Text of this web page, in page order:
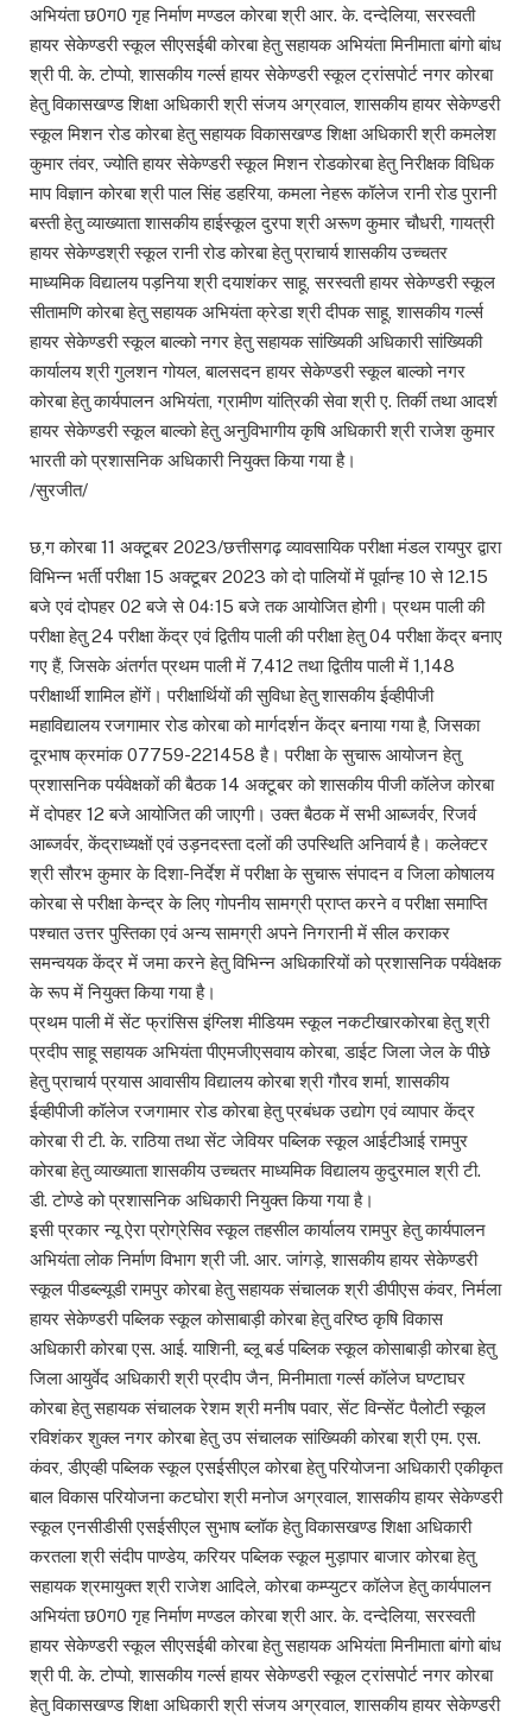
अभियंता छ0ग0 गृह निर्माण मण्डल कोरबा श्री आर. के. दन्देलिया, सरस्वती
हायर सेकेण्डरी स्कूल सीएसईबी कोरबा हेतु सहायक अभियंता मिनीमाता बांगो बांध
श्री पी. के. टोप्पो, शासकीय गर्ल्स हायर सेकेण्डरी स्कूल ट्रांसपोर्ट नगर कोरबा
हेतु विकासखण्ड शिक्षा अधिकारी श्री संजय अग्रवाल, शासकीय हायर सेकेण्डरी
स्कूल मिशन रोड कोरबा हेतु सहायक विकासखण्ड शिक्षा अधिकारी श्री कमलेश
कुमार तंवर, ज्योति हायर सेकेण्डरी स्कूल मिशन रोडकोरबा हेतु निरीक्षक विधिक
माप विज्ञान कोरबा श्री पाल सिंह डहरिया, कमला नेहरू कॉलेज रानी रोड पुरानी
बस्ती हेतु व्याख्याता शासकीय हाईस्कूल दुरपा श्री अरूण कुमार चौधरी, गायत्री
हायर सेकेण्डश्री स्कूल रानी रोड कोरबा हेतु प्राचार्य शासकीय उच्चतर
माध्यमिक विद्यालय पड़निया श्री दयाशंकर साहू, सरस्वती हायर सेकेण्डरी स्कूल
सीतामणि कोरबा हेतु सहायक अभियंता क्रेडा श्री दीपक साहू, शासकीय गर्ल्स
हायर सेकेण्डरी स्कूल बाल्को नगर हेतु सहायक सांख्यिकी अधिकारी सांख्यिकी
कार्यालय श्री गुलशन गोयल, बालसदन हायर सेकेण्डरी स्कूल बाल्को नगर
कोरबा हेतु कार्यपालन अभियंता, ग्रामीण यांत्रिकी सेवा श्री ए. तिर्की तथा आदर्श
हायर सेकेण्डरी स्कूल बाल्को हेतु अनुविभागीय कृषि अधिकारी श्री राजेश कुमार
भारती को प्रशासनिक अधिकारी नियुक्त किया गया है।
/सुरजीत/
छ,ग कोरबा 11 अक्टूबर 2023/छत्तीसगढ़ व्यावसायिक परीक्षा मंडल रायपुर द्वारा
विभिन्न भर्ती परीक्षा 15 अक्टूबर 2023 को दो पालियों में पूर्वान्ह 10 से 12.15
बजे एवं दोपहर 02 बजे से 04ः15 बजे तक आयोजित होगी। प्रथम पाली की
परीक्षा हेतु 24 परीक्षा केंद्र एवं द्वितीय पाली की परीक्षा हेतु 04 परीक्षा केंद्र बनाए
गए हैं, जिसके अंतर्गत प्रथम पाली में 7,412 तथा द्वितीय पाली में 1,148
परीक्षार्थी शामिल होंगें। परीक्षार्थियों की सुविधा हेतु शासकीय ईव्हीपीजी
महाविद्यालय रजगामार रोड कोरबा को मार्गदर्शन केंद्र बनाया गया है, जिसका
दूरभाष क्रमांक 07759-221458 है। परीक्षा के सुचारू आयोजन हेतु
प्रशासनिक पर्यवेक्षकों की बैठक 14 अक्टूबर को शासकीय पीजी कॉलेज कोरबा
में दोपहर 12 बजे आयोजित की जाएगी। उक्त बैठक में सभी आब्जर्वर, रिजर्व
आब्जर्वर, केंद्राध्यक्षों एवं उड़नदस्ता दलों की उपस्थिति अनिवार्य है। कलेक्टर
श्री सौरभ कुमार के दिशा-निर्देश में परीक्षा के सुचारू संपादन व जिला कोषालय
कोरबा से परीक्षा केन्द्र के लिए गोपनीय सामग्री प्राप्त करने व परीक्षा समाप्ति
पश्चात उत्तर पुस्तिका एवं अन्य सामग्री अपने निगरानी में सील कराकर
समन्वयक केंद्र में जमा करने हेतु विभिन्न अधिकारियों को प्रशासनिक पर्यवेक्षक
के रूप में नियुक्त किया गया है।
प्रथम पाली में सेंट फ्रांसिस इंग्लिश मीडियम स्कूल नकटीखारकोरबा हेतु श्री
प्रदीप साहू सहायक अभियंता पीएमजीएसवाय कोरबा, डाईट जिला जेल के पीछे
हेतु प्राचार्य प्रयास आवासीय विद्यालय कोरबा श्री गौरव शर्मा, शासकीय
ईव्हीपीजी कॉलेज रजगामार रोड कोरबा हेतु प्रबंधक उद्योग एवं व्यापार केंद्र
कोरबा री टी. के. राठिया तथा सेंट जेवियर पब्लिक स्कूल आईटीआई रामपुर
कोरबा हेतु व्याख्याता शासकीय उच्चतर माध्यमिक विद्यालय कुदुरमाल श्री टी.
डी. टोण्डे को प्रशासनिक अधिकारी नियुक्त किया गया है।
इसी प्रकार न्यू ऐरा प्रोग्रेसिव स्कूल तहसील कार्यालय रामपुर हेतु कार्यपालन
अभियंता लोक निर्माण विभाग श्री जी. आर. जांगड़े, शासकीय हायर सेकेण्डरी
स्कूल पीडब्ल्यूडी रामपुर कोरबा हेतु सहायक संचालक श्री डीपीएस कंवर, निर्मला
हायर सेकेण्डरी पब्लिक स्कूल कोसाबाड़ी कोरबा हेतु वरिष्ठ कृषि विकास
अधिकारी कोरबा एस. आई. याशिनी, ब्लू बर्ड पब्लिक स्कूल कोसाबाड़ी कोरबा हेतु
जिला आयुर्वेद अधिकारी श्री प्रदीप जैन, मिनीमाता गर्ल्स कॉलेज घण्टाघर
कोरबा हेतु सहायक संचालक रेशम श्री मनीष पवार, सेंट विन्सेंट पैलोटी स्कूल
रविशंकर शुक्ल नगर कोरबा हेतु उप संचालक सांख्यिकी कोरबा श्री एम. एस.
कंवर, डीएव्ही पब्लिक स्कूल एसईसीएल कोरबा हेतु परियोजना अधिकारी एकीकृत
बाल विकास परियोजना कटघोरा श्री मनोज अग्रवाल, शासकीय हायर सेकेण्डरी
स्कूल एनसीडीसी एसईसीएल सुभाष ब्लॉक हेतु विकासखण्ड शिक्षा अधिकारी
करतला श्री संदीप पाण्डेय, करियर पब्लिक स्कूल मुड़ापार बाजार कोरबा हेतु
सहायक श्रमायुक्त श्री राजेश आदिले, कोरबा कम्प्युटर कॉलेज हेतु कार्यपालन
अभियंता छ0ग0 गृह निर्माण मण्डल कोरबा श्री आर. के. दन्देलिया, सरस्वती
हायर सेकेण्डरी स्कूल सीएसईबी कोरबा हेतु सहायक अभियंता मिनीमाता बांगो बांध
श्री पी. के. टोप्पो, शासकीय गर्ल्स हायर सेकेण्डरी स्कूल ट्रांसपोर्ट नगर कोरबा
हेतु विकासखण्ड शिक्षा अधिकारी श्री संजय अग्रवाल, शासकीय हायर सेकेण्डरी